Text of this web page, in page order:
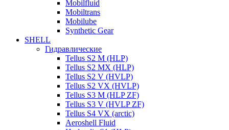
Mobilfluid
Mobiltrans
Mobilube
Synthetic Gear
SHELL
Гидравлические
Tellus S2 M (HLP)
Tellus S2 MХ (HLP)
Tellus S2 V (HVLP)
Tellus S2 VX (HVLP)
Tellus S3 M (HLP ZF)
Tellus S3 V (HVLP ZF)
Tellus S4 VX (arctic)
Aeroshell Fluid